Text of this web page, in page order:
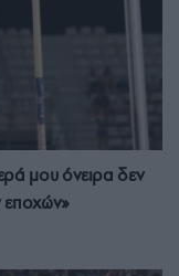
μου όνειρα δεν
εποχών»